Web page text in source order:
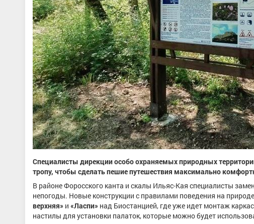
Специалисты дирекции особо охраняемых природных
тропу, чтобы сделать пешие путешествия максимально
В районе Форосского канта и скалы Ильяс-Кая специалисты
непогоды. Новые конструкции с правилами поведения на
верхняя» и «Ласпи» над Биостанцией, где уже идет монтаж
настилы для установки палаток, которые можно будет